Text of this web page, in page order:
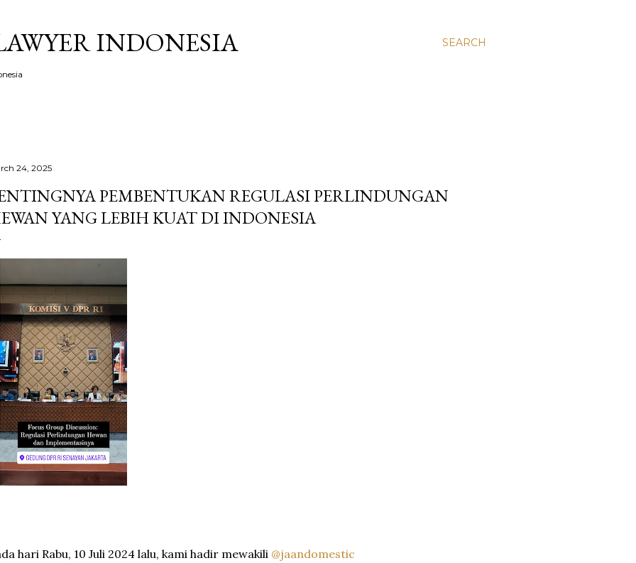
SEARCH
INDONESIA
24, 2025
PEMBENTUKAN REGULASI PERLINDUNGAN
YANG LEBIH KUAT DI INDONESIA
hari Rabu, 10 Juli 2024 lalu, kami hadir mewakili @jaandomestic